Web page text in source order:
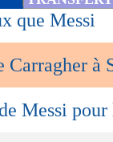
que Messi
Carragher à
Messi